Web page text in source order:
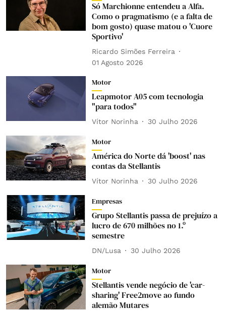
Só Marchionne entendeu a Alfa.
Como o pragmatismo (e a falta de
bom gosto) quase matou o 'Cuore
Sportivo'
Ricardo Simões Ferreira
01 Agosto 2026
Motor
Leapmotor A05 com tecnologia
"para todos"
Vítor Norinha 30 Julho 2026
Motor
América do Norte dá 'boost' nas
contas da Stellantis
Vítor Norinha 30 Julho 2026
Empresas
Grupo Stellantis passa de prejuízo a
lucro de 670 milhões no 1.º
semestre
DN/Lusa 30 Julho 2026
Motor
Stellantis vende negócio de 'car-
sharing' Free2move ao fundo
alemão Mutares